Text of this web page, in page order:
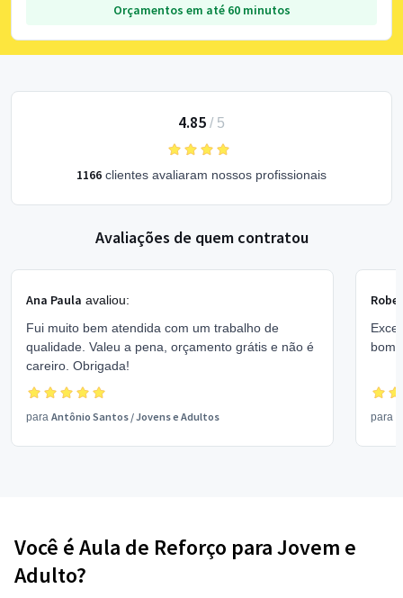
Orçamentos em até 60 minutos
4.85 / 5
1166 clientes avaliaram nossos profissionais
Avaliações de quem contratou
Ana Paula avaliou:
Fui muito bem atendida com um trabalho de
qualidade. Valeu a pena, orçamento grátis e não é
careiro. Obrigada!
para Antônio Santos /Jovens e Adultos
bom
para
Você é Aula de Reforço para Jovem e
Adulto?